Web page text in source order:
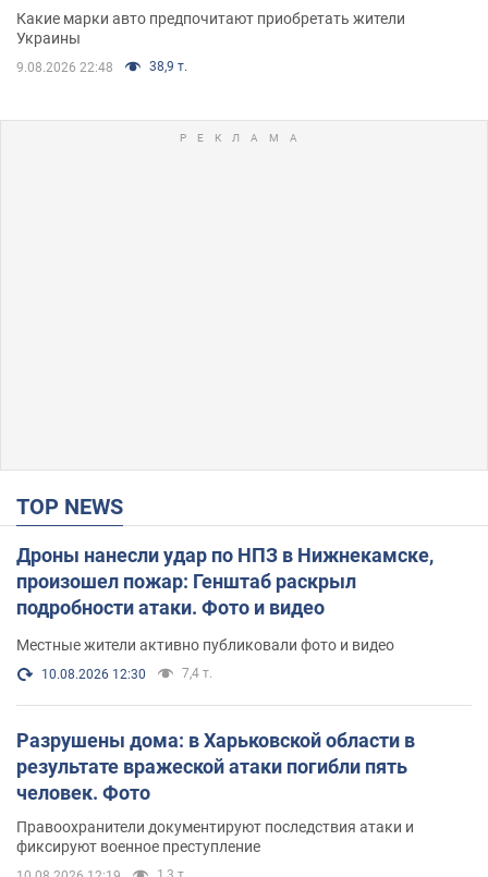
Какие марки авто предпочитают приобретать жители
Украины
9.08.2026 22:48 38,9 т.
TOP NEWS
Дроны нанесли удар по НПЗ в Нижнекамске,
произошел пожар: Генштаб раскрыл
подробности атаки. Фото и видео
Местные жители активно публиковали фото и видео
10.08.2026 12:30 7,4 т.
Разрушены дома: в Харьковской области в
результате вражеской атаки погибли пять
человек. Фото
Правоохранители документируют последствия атаки и
фиксируют военное преступление